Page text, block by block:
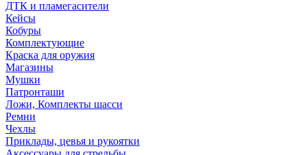
ДТК и пламегасители
Кейсы
Кобуры
Комплектующие
Краска для оружия
Магазины
Мушки
Патронташи
Ложи, Комплекты шасси
Ремни
Чехлы
Приклады, цевья и рукоятки